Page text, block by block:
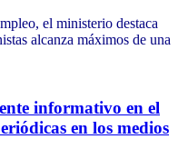
el ministerio destaca
alcanza máximos de una
informativo en el
en los medios